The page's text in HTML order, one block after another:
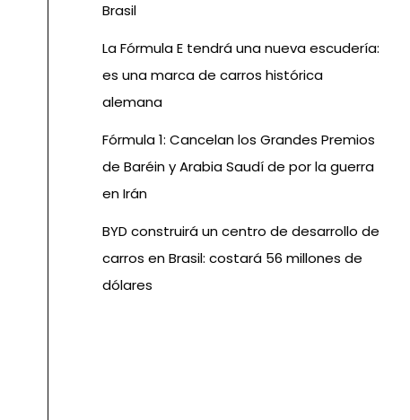
Brasil
La Fórmula E tendrá una nueva escudería:
es una marca de carros histórica
alemana
Fórmula 1: Cancelan los Grandes Premios
de Baréin y Arabia Saudí de por la guerra
en Irán
BYD construirá un centro de desarrollo de
carros en Brasil: costará 56 millones de
dólares